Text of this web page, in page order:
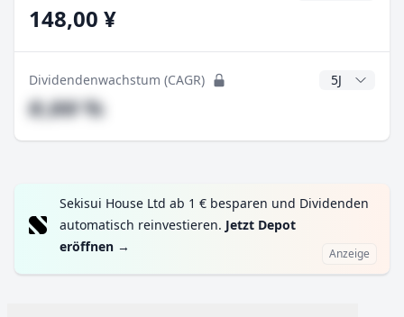
148,00 ¥
Dividendenwachstum (CAGR) CAGR Jahre
#,## %
Sekisui House Ltd ab 1 € besparen und Dividenden
automatisch reinvestieren. Jetzt Depot
eröffnen → Anzeige